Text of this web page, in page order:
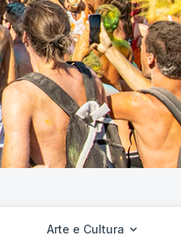
Arte e Cultura